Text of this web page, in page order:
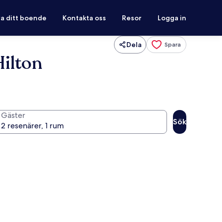
ditt boende Kontakta oss Resor Logga in
Dela Spara
Gäster
Sök